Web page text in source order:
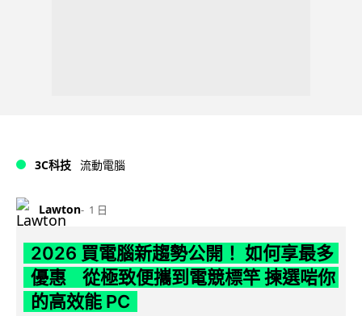
3C科技 流動電腦
Lawton 1 日
2026 買電腦新趨勢公開！ 如何享最多
優惠 從極致便攜到電競標竿 揀選啱你
的高效能 PC